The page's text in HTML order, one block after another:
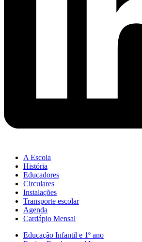
A Escola
História
Educadores
Circulares
Instalações
Transporte escolar
Agenda
Cardápio Mensal
Educação Infantil e 1º ano